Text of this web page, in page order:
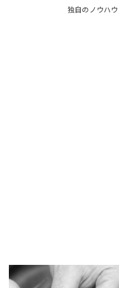
独自のノウハウ